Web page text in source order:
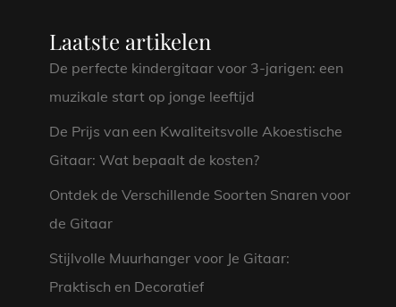
Laatste artikelen
De perfecte kindergitaar voor 3-jarigen: een
muzikale start op jonge leeftijd
De Prijs van een Kwaliteitsvolle Akoestische
Gitaar: Wat bepaalt de kosten?
Ontdek de Verschillende Soorten Snaren voor
de Gitaar
Stijlvolle Muurhanger voor Je Gitaar:
Praktisch en Decoratief